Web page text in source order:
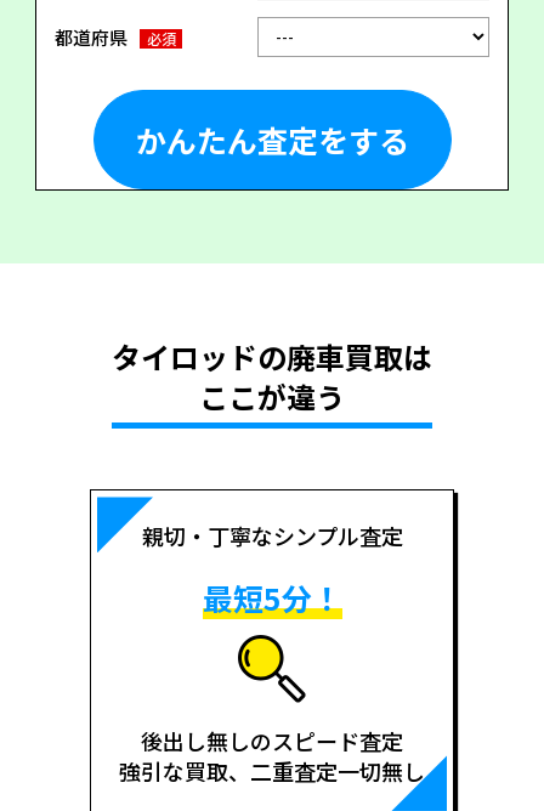
都道府県 必須
タイロッドの廃車買取は
ここが違う
親切・丁寧なシンプル査定
最短5分！
後出し無しのスピード査定
強引な買取、二重査定一切無し